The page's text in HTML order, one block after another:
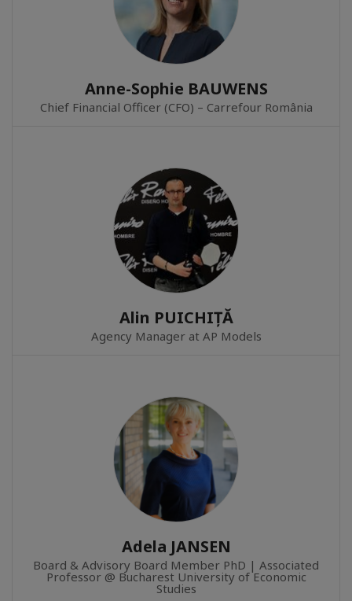
Anne-Sophie BAUWENS
Chief Financial Officer (CFO) – Carrefour România
Alin PUICHIȚĂ
Agency Manager at AP Models
Adela JANSEN
Board & Advisory Board Member PhD | Associated
Professor @ Bucharest University of Economic
Studies